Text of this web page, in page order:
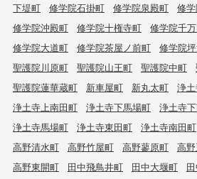
下堤町
修学院石掛町 修学院泉殿町 修
修学院沖殿町
修学院十権寺町 修学院千
修学院大道町
修学院茶屋ノ前町 修学院
聖護院川原町
聖護院山王町 聖護院中町
聖護院蓮華蔵町
新車屋町 新丸太町
浄
浄土寺上南田町
浄土寺下馬場町 浄土寺
浄土寺馬場町
浄土寺東田町 浄土寺南田町
高野清水町
高野竹屋町 高野蓼原町 高
高野東開町
田中飛鳥井町 田中大堰町